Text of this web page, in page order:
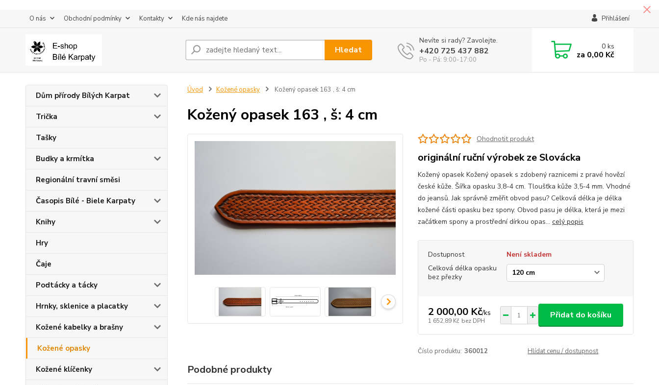
O nás Obchodní podmínky Kontakty Kde nás najdete Přihlášení
Hledat
Nevíte si rady? Zavolejte.
+420 725 437 882
Po - Pá: 9:00-17:00
0ks
za 0,00 Kč
Dům přírody Bílých Karpat
Trička
Tašky
Budky a krmítka
Regionální travní směsi
Časopis Bílé - Biele Karpaty
Knihy
Hry
Čaje
Podtácky a tácky
Hrnky, sklenice a placatky
Kožené kabelky a brašny
Kožené opasky
Kožené klíčenky
Úvod Kožené opasky Kožený opasek 163 , š: 4 cm
Kožený opasek 163 , š: 4 cm
Ohodnotit produkt
originální ruční výrobek ze Slovácka
Kožený opasek Kožený opasek s zdobený raznicemi z pravé hovězí
české kůže. Šířka opasku 3,8-4 cm. Tloušťka kůže 3,5-4 mm. Vhodné
do jeansů. Jak správně změřit obvod pasu? Celková délka je délka
kožené části opasku bez spony. Obvod pasu je délka, která je mezi
začátkem spony a prostřední dírkou opas... celý popis
Dostupnost
Není skladem
Celková délka opasku
bez přezky
2 000,00 Kč/ks
1 652,89 Kč bez DPH
Přidat do košíku
Číslo produktu: 360012 Hlídat cenu / dostupnost
Podobné produkty